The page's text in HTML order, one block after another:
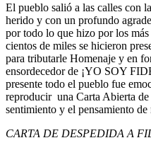
El pueblo salió a las calles con
herido y con un profundo
por todo lo que hizo por los
cientos de miles se hicieron
para tributarle Homenaje y en
ensordecedor de ¡YO SOY
presente todo el pueblo fue
reproducir una Carta Abierta
sentimiento y el pensamiento
CARTA DE DESPEDIDA A